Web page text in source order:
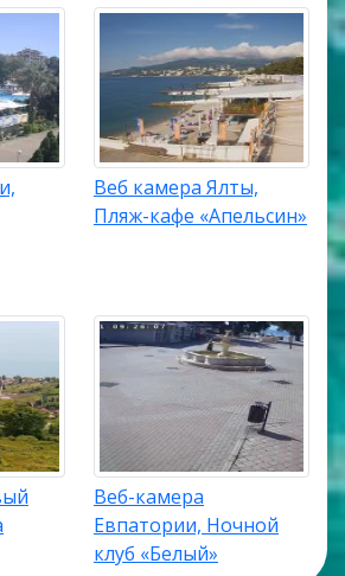
Веб камера Ялты,
Пляж-кафе «Апельсин»
Веб-камера
Евпатории, Ночной
клуб «Белый»